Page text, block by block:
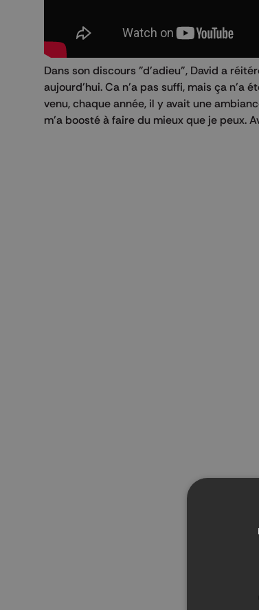
Dans son discours "d'adieu", David a
aujourd'hui. Ca n'a pas suffi, mais ça n'a
venu, chaque année, il y avait une
m'a boosté à faire du mieux que je peux.